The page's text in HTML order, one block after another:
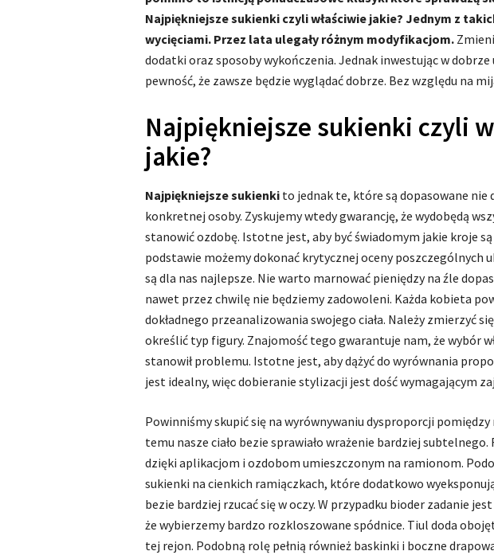
Najpiękniejsze sukienki czyli właściwie jakie? Jednym z
wycięciami. Przez lata ulegały różnym modyfikacjom.
dodatki oraz sposoby wykończenia. Jednak inwestując w
pewność, że zawsze będzie wyglądać dobrze. Bez względu na
Najpiękniejsze sukienki czyli
jakie?
Najpiękniejsze sukienki to jednak te, które są dopasowane nie
konkretnej osoby. Zyskujemy wtedy gwarancję, że wydobędą
stanowić ozdobę. Istotne jest, aby być świadomym jakie kroje
podstawie możemy dokonać krytycznej oceny poszczególnych
są dla nas najlepsze. Nie warto marnować pieniędzy na źle
nawet przez chwilę nie będziemy zadowoleni. Każda kobieta
dokładnego przeanalizowania swojego ciała. Należy zmierzyć
określić typ figury. Znajomość tego gwarantuje nam, że wybór
stanowił problemu. Istotne jest, aby dążyć do wyrównania
jest idealny, więc dobieranie stylizacji jest dość wymagającym
Powinniśmy skupić się na wyrównywaniu dysproporcji
temu nasze ciało bezie sprawiało wrażenie bardziej
dzięki aplikacjom i ozdobom umieszczonym na ramionom.
sukienki na cienkich ramiączkach, które dodatkowo
bezie bardziej rzucać się w oczy. W przypadku bioder zadanie
że wybierzemy bardzo rozkloszowane spódnice. Tiul doda
tej rejon. Podobną rolę pełnią również baskinki i boczne